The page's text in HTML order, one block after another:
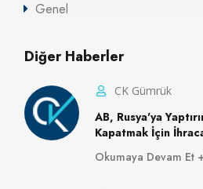
Genel
Diğer Haberler
CK Gümrük
AB, Rusya'ya
Kapatmak İçin
Okumaya Devam Et